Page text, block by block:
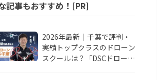
記事もおすすめ！[PR]
2026年最新｜千葉で評判・
実績トップクラスのドローン
スクールは？「DSCドローン